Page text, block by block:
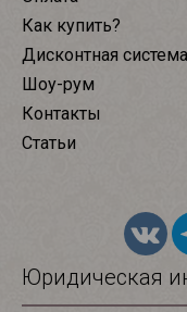
Как купить?
Дисконтная система
Шоу-рум
Контакты
Статьи
Юридическая